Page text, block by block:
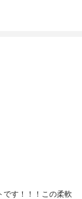
です！！！この柔軟